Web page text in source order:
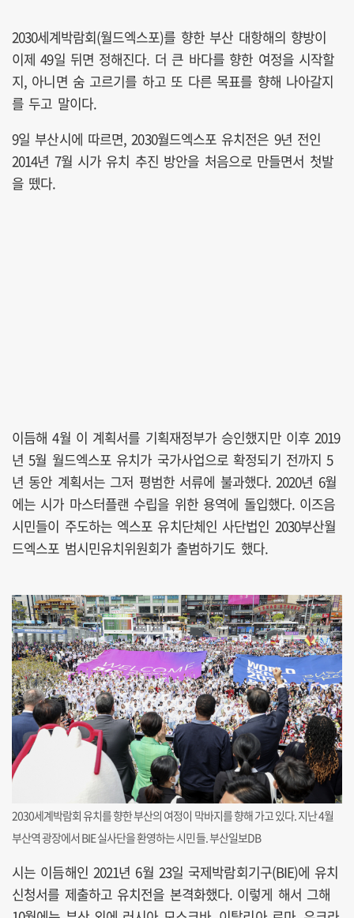
2030세계박람회(월드엑스포)를 향한 부산 대항해의 향방이
이제 49일 뒤면 정해진다. 더 큰 바다를 향한 여정을 시작할
지, 아니면 숨 고르기를 하고 또 다른 목표를 향해 나아갈지
를 두고 말이다.
9일 부산시에 따르면, 2030월드엑스포 유치전은 9년 전인
2014년 7월 시가 유치 추진 방안을 처음으로 만들면서 첫발
을 뗐다.
이듬해 4월 이 계획서를 기획재정부가 승인했지만 이후 2019
년 5월 월드엑스포 유치가 국가사업으로 확정되기 전까지 5
년 동안 계획서는 그저 평범한 서류에 불과했다. 2020년 6월
에는 시가 마스터플랜 수립을 위한 용역에 돌입했다. 이즈음
시민들이 주도하는 엑스포 유치단체인 사단법인 2030부산월
드엑스포 범시민유치위원회가 출범하기도 했다.
2030세계박람회 유치를 향한 부산의 여정이 막바지를 향해 가고 있다. 지난 4월
부산역 광장에서 BIE 실사단을 환영하는 시민들. 부산일보DB
시는 이듬해인 2021년 6월 23일 국제박람회기구(BIE)에 유치
신청서를 제출하고 유치전을 본격화했다. 이렇게 해서 그해